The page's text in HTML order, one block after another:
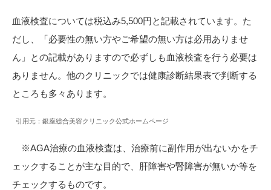
血液検査については税込み5,500円と記載されています。た
だし、「必要性の無い方やご希望の無い方は必用ありませ
ん」との記載がありますので必ずしも血液検査を行う必要は
ありません。他のクリニックでは健康診断結果表で判断する
ところも多々あります。
引用元：銀座総合美容クリニック公式ホームページ
※AGA治療の血液検査は、治療前に副作用が出ないかをチ
ェックすることが主な目的で、肝障害や腎障害が無いか等を
チェックするものです。